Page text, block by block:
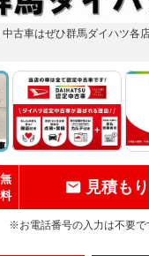
古車はぜひ群馬ダイハツ各
無
料
見積も
※お電話番号の入力は不要で